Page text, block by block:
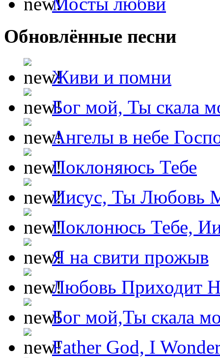
Обновлённые песни
Живи и помни
Бог мой, Ты скала
Ангелы в небе
Поклоняюсь Тебе
Иисус, Ты Любовь
Поклонюсь Тебе,
Я на свити прожыв
Любовь Приходит
Бог мой,Ты скала
Father God, I